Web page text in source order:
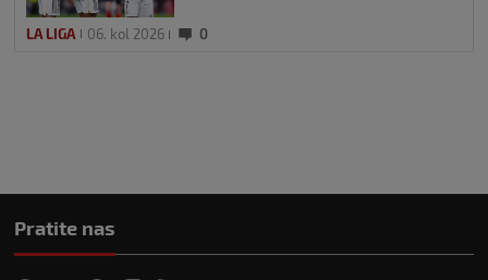
LA LIGA 06. kol 2026 0
Pratite nas